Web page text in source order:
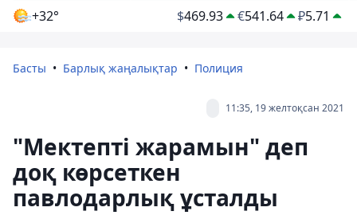
+32° $469.93 €541.64 ₽5.71
Басты Барлық жаңалықтар Полиция
11:35, 19 желтоқсан 2021
"Мектепті жарамын" деп
доқ көрсеткен
павлодарлық ұсталды